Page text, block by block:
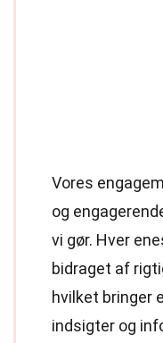
Vores
og
vi gør. Hver
bidraget af
hvilket bringer
indsigter og